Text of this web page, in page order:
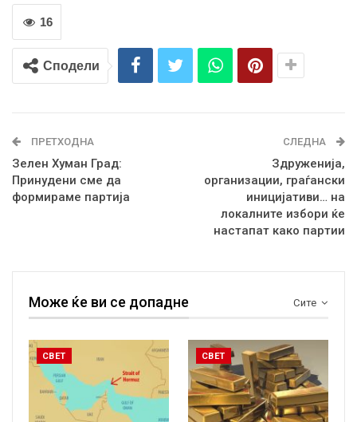
16
Сподели
ПРЕТХОДНА
Зелен Хуман Град:
Принудени сме да
формираме партија
СЛЕДНА
Здруженија,
организации, граѓански
иницијативи… на
локалните избори ќе
настапат како партии
Сите
Може ќе ви се допадне
СВЕТ СВЕТ